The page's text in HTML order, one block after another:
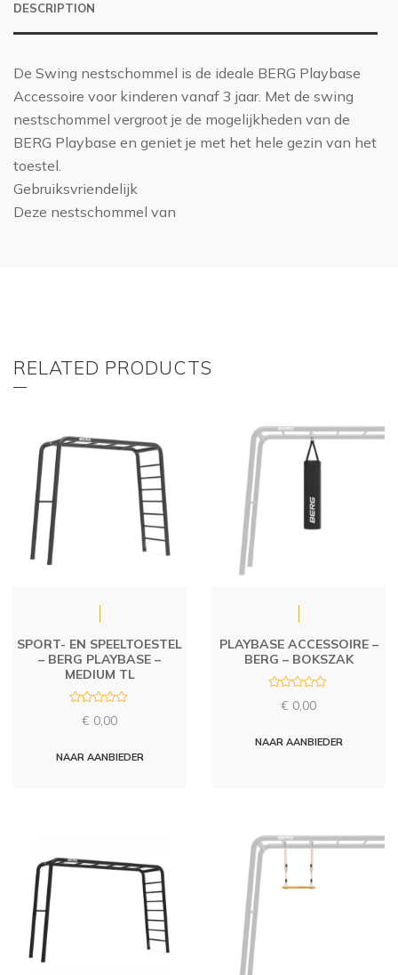
DESCRIPTION
De Swing nestschommel is de ideale BERG Playbase
Accessoire voor kinderen vanaf 3 jaar. Met de swing
nestschommel vergroot je de mogelijkheden van de
BERG Playbase en geniet je met het hele gezin van het
toestel.
Gebruiksvriendelijk
Deze nestschommel van
RELATED PRODUCTS
SPORT- EN SPEELTOESTEL
– BERG PLAYBASE –
MEDIUM TL
d
€ 0,00
NAAR AANBIEDER
PLAYBASE ACCESSOIRE –
BERG – BOKSZAK
d
€ 0,00
NAAR AANBIEDER